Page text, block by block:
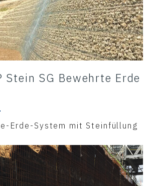
Stein SG Bewehrte Erde
Erde-System mit Steinfüllung